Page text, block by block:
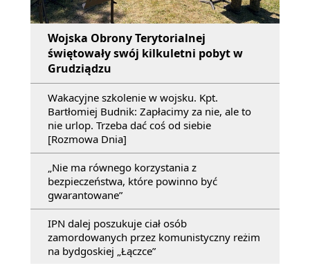
Wojska Obrony Terytorialnej
świętowały swój kilkuletni pobyt w
Grudziądzu
Wakacyjne szkolenie w wojsku. Kpt.
Bartłomiej Budnik: Zapłacimy za nie, ale to
nie urlop. Trzeba dać coś od siebie
[Rozmowa Dnia]
„Nie ma równego korzystania z
bezpieczeństwa, które powinno być
gwarantowane”
IPN dalej poszukuje ciał osób
zamordowanych przez komunistyczny reżim
na bydgoskiej „Łączce”